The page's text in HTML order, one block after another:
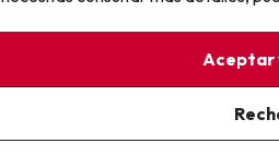
en Malgrat de Mar
opiniones
de Mar, Costa del Maresme -
Aceptar